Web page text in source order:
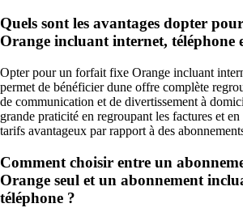
Quels sont les avantages dopter
Orange incluant internet, téléphone
Opter pour un forfait fixe Orange incluant
permet de bénéficier dune offre complète
de communication et de divertissement à
grande praticité en regroupant les factures et
tarifs avantageux par rapport à des
Comment choisir entre un
Orange seul et un abonnement
téléphone ?